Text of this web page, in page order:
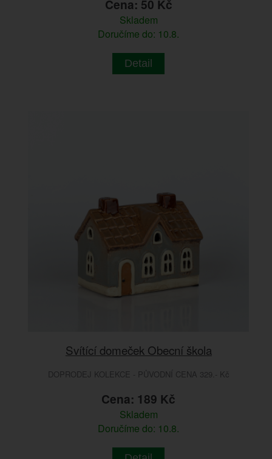
Cena: 50 Kč
Skladem
Doručíme do: 10.8.
Detail
Svítící domeček Obecní škola
DOPRODEJ KOLEKCE - PŮVODNÍ CENA 329.- Kč
Cena: 189 Kč
Skladem
Doručíme do: 10.8.